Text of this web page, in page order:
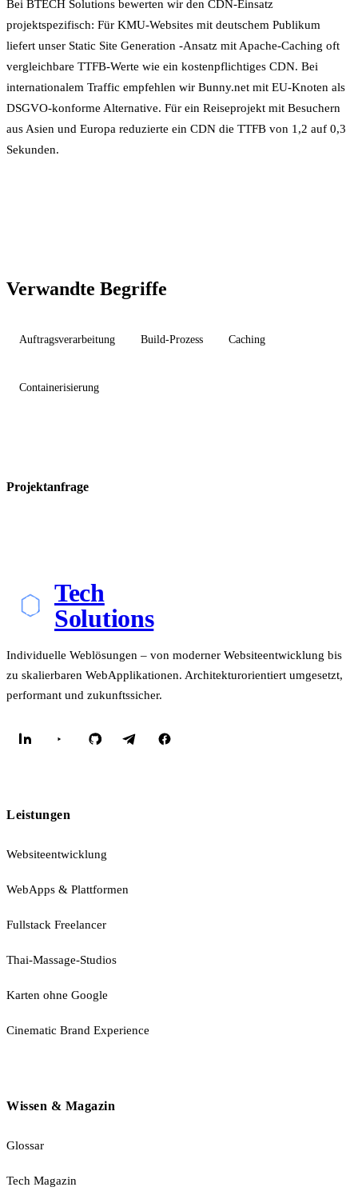
Bei BTECH Solutions bewerten wir den CDN-Einsatz
projektspezifisch: Für KMU-Websites mit deutschem Publikum
liefert unser Static Site Generation -Ansatz mit Apache-Caching oft
vergleichbare TTFB-Werte wie ein kostenpflichtiges CDN. Bei
internationalem Traffic empfehlen wir Bunny.net mit EU-Knoten als
DSGVO-konforme Alternative. Für ein Reiseprojekt mit Besuchern
aus Asien und Europa reduzierte ein CDN die TTFB von 1,2 auf 0,3
Sekunden.
Verwandte Begriffe
Auftragsverarbeitung Build-Prozess Caching
Containerisierung
Projektanfrage
Tech
Solutions
Individuelle Weblösungen – von moderner Websiteentwicklung bis
zu skalierbaren WebApplikationen. Architekturorientiert umgesetzt,
performant und zukunftssicher.
Leistungen
Websiteentwicklung
WebApps & Plattformen
Fullstack Freelancer
Thai-Massage-Studios
Karten ohne Google
Cinematic Brand Experience
Wissen & Magazin
Glossar
Tech Magazin